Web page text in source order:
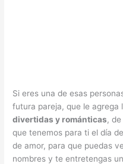
Si eres una de esas
futura pareja, que le
divertidas y románticas,
que tenemos para ti el día
de amor, para que puedas
nombres y te entretengas